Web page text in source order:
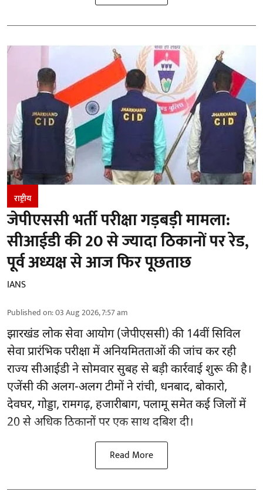
राष्ट्रीय
जेपीएससी भर्ती परीक्षा गड़बड़ी मामला:
सीआईडी की 20 से ज्यादा ठिकानों पर रेड,
पूर्व अध्यक्ष से आज फिर पूछताछ
IANS
Published on:03 Aug 2026, 7:57 am
झारखंड लोक सेवा आयोग (जेपीएससी) की 14वीं सिविल
सेवा प्रारंभिक परीक्षा में अनियमितताओं की जांच कर रही
राज्य सीआईडी ने सोमवार सुबह से बड़ी कार्रवाई शुरू की है।
एजेंसी की अलग-अलग टीमों ने रांची, धनबाद, बोकारो,
देवघर, गोड्डा, रामगढ़, हजारीबाग, पलामू समेत कई जिलों में
20 से अधिक ठिकानों पर एक साथ दबिश दी।
Read More